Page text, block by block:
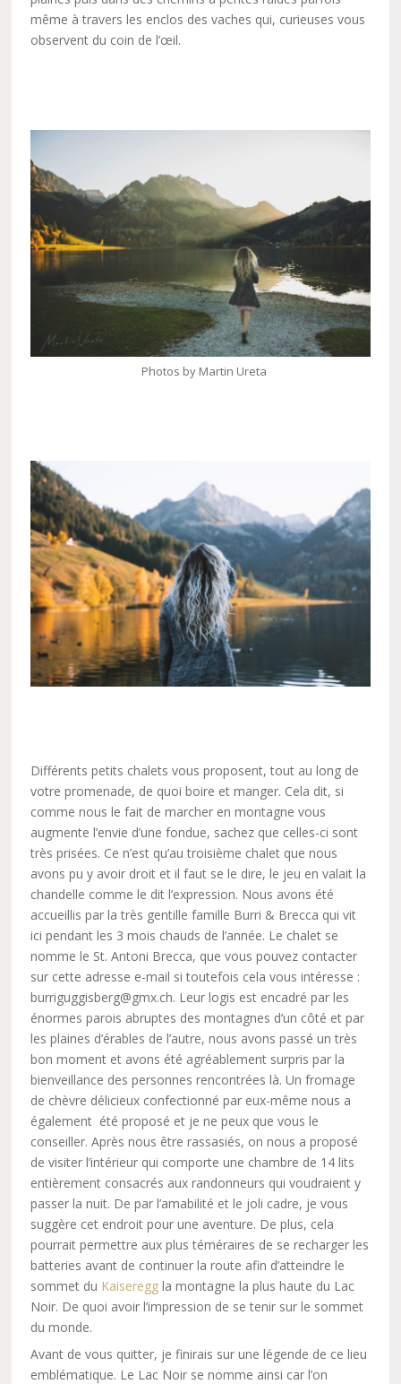
même à travers les enclos des vaches qui, curieuses vous
observent du coin de l’œil.
Photos by Martin Ureta
Différents petits chalets vous proposent, tout au long de
votre promenade, de quoi boire et manger. Cela dit, si
comme nous le fait de marcher en montagne vous
augmente l’envie d’une fondue, sachez que celles-ci sont
très prisées. Ce n’est qu’au troisième chalet que nous
avons pu y avoir droit et il faut se le dire, le jeu en valait la
chandelle comme le dit l’expression. Nous avons été
accueillis par la très gentille famille Burri & Brecca qui vit
ici pendant les 3 mois chauds de l’année. Le chalet se
nomme le St. Antoni Brecca, que vous pouvez contacter
sur cette adresse e-mail si toutefois cela vous intéresse :
burriguggisberg@gmx.ch. Leur logis est encadré par les
énormes parois abruptes des montagnes d’un côté et par
les plaines d’érables de l’autre, nous avons passé un très
bon moment et avons été agréablement surpris par la
bienveillance des personnes rencontrées là. Un fromage
de chèvre délicieux confectionné par eux-même nous a
également été proposé et je ne peux que vous le
conseiller. Après nous être rassasiés, on nous a proposé
de visiter l’intérieur qui comporte une chambre de 14 lits
entièrement consacrés aux randonneurs qui voudraient y
passer la nuit. De par l’amabilité et le joli cadre, je vous
suggère cet endroit pour une aventure. De plus, cela
pourrait permettre aux plus téméraires de se recharger les
batteries avant de continuer la route afin d’atteindre le
sommet du Kaiseregg la montagne la plus haute du Lac
Noir. De quoi avoir l’impression de se tenir sur le sommet
du monde.
Avant de vous quitter, je finirais sur une légende de ce lieu
emblématique. Le Lac Noir se nomme ainsi car l’on